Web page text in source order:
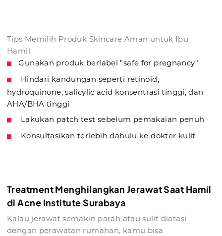
Tips Memilih Produk Skincare Aman untuk Ibu
Hamil:
Gunakan produk berlabel "safe for pregnancy"
Hindari kandungan seperti retinoid,
hydroquinone, salicylic acid konsentrasi tinggi, dan
AHA/BHA tinggi
Lakukan patch test sebelum pemakaian penuh
Konsultasikan terlebih dahulu ke dokter kulit
Treatment Menghilangkan Jerawat Saat Hamil
di Acne Institute Surabaya
Kalau jerawat semakin parah atau sulit diatasi
dengan perawatan rumahan, kamu bisa